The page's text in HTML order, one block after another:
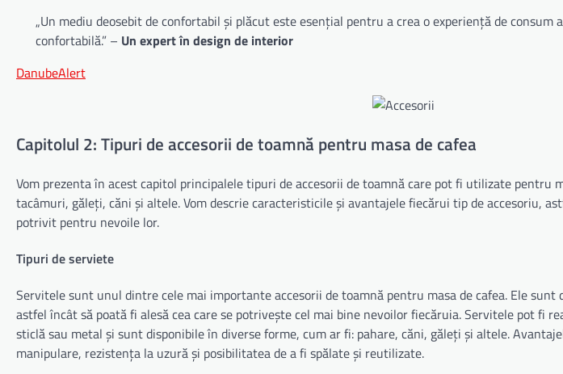
„Un mediu deosebit de confortabil și plăcut este esențial pentru a crea o experiență de consum
confortabilă.” – Un expert în design de interior
DanubeAlert
Capitolul 2: Tipuri de accesorii de toamnă pentru masa de cafea
Vom prezenta în acest capitol principalele tipuri de accesorii de toamnă care pot fi utilizate pentru
tacâmuri, găleți, căni și altele. Vom descrie caracteristicile și avantajele fiecărui tip de accesoriu,
potrivit pentru nevoile lor.
Tipuri de serviete
Servitele sunt unul dintre cele mai importante accesorii de toamnă pentru masa de cafea. Ele
astfel încât să poată fi alesă cea care se potrivește cel mai bine nevoilor fiecăruia. Servitele pot fi
sticlă sau metal și sunt disponibile în diverse forme, cum ar fi: pahare, căni, găleți și altele.
manipulare, rezistența la uzură și posibilitatea de a fi spălate și reutilizate.